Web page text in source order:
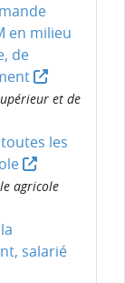
en milieu
de
et de
les
agricole
salarié